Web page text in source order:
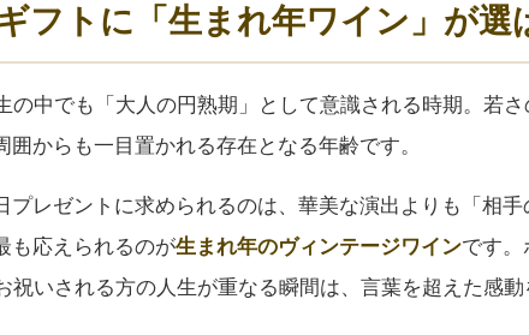
フトに「生まれ年ワイン」が選
の中でも「大人の円熟期」として意識される時期。若
囲からも一目置かれる存在となる年齢です。
プレゼントに求められるのは、華美な演出よりも「相手
も応えられるのが生まれ年のヴィンテージワインです。
祝いされる方の人生が重なる瞬間は、言葉を超えた感